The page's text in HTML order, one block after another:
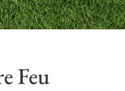
Feu